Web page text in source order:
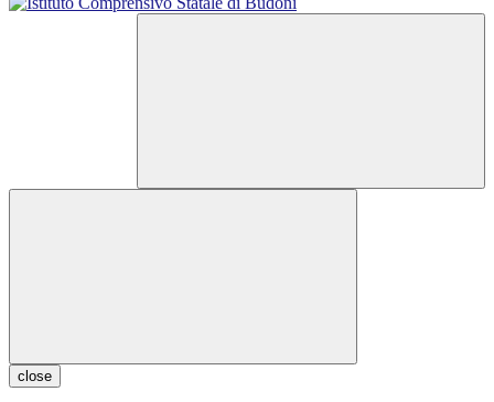
close